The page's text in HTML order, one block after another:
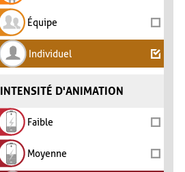
Équipe
Individuel
INTENSITÉ D'ANIMATION
Faible
Moyenne